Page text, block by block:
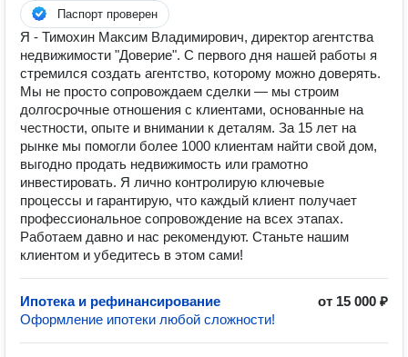
Паспорт проверен
Я - Тимохин Максим Владимирович, директор агентства
недвижимости "Доверие". С первого дня нашей работы я
стремился создать агентство, которому можно доверять.
Мы не просто сопровождаем сделки — мы строим
долгосрочные отношения с клиентами, основанные на
честности, опыте и внимании к деталям. За 15 лет на
рынке мы помогли более 1000 клиентам найти свой дом,
выгодно продать недвижимость или грамотно
инвестировать. Я лично контролирую ключевые
процессы и гарантирую, что каждый клиент получает
профессиональное сопровождение на всех этапах.
Работаем давно и нас рекомендуют. Станьте нашим
клиентом и убедитесь в этом сами!
Ипотека и рефинансирование
от 15 000 ₽
Оформление ипотеки любой сложности!